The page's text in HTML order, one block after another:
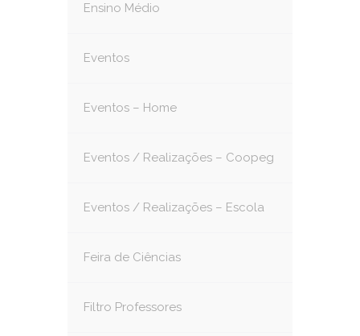
Ensino Médio
Eventos
Eventos – Home
Eventos / Realizações – Coopeg
Eventos / Realizações – Escola
Feira de Ciências
Filtro Professores